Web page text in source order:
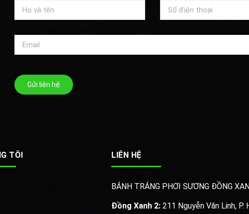
Gửi liên hệ
TÔI LIÊN HỆ
BÁNH TRÁNG PHƠI SƯƠNG ĐỒNG
Đồng Xanh 2: 211 Nguyễn Văn Linh, P.